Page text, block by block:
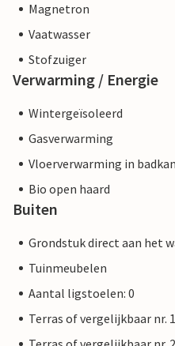
Magnetron
Vaatwasser
Stofzuiger
Verwarming / Energie
Wintergeïsoleerd
Gasverwarming
Vloerverwarming in
Bio open haard
Buiten
Grondstuk direct aan het
Tuinmeubelen
Aantal ligstoelen: 0
Terras of vergelijkbaar nr.